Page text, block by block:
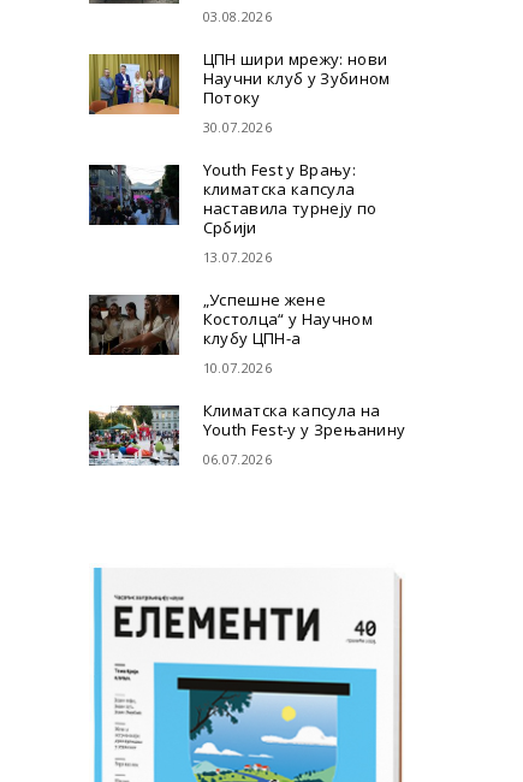
03.08.2026
ЦПН шири мрежу: нови
Научни клуб у Зубином
Потоку
30.07.2026
Youth Fest у Врању:
климатска капсула
наставила турнеју по
Србији
13.07.2026
„Успешне жене
Костолца“ у Научном
клубу ЦПН-а
10.07.2026
Климатска капсула на
Youth Fest-у у Зрењанину
06.07.2026